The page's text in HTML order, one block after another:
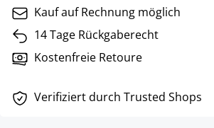
Kauf auf Rechnung möglich
14 Tage Rückgaberecht
Kostenfreie Retoure
Verifiziert durch Trusted Shops